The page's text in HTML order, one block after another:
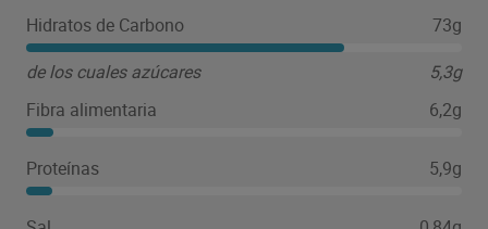
Hidratos de Carbono
73g
de los cuales azúcares
5,3g
Fibra alimentaria
6,2g
Proteínas 5,9g